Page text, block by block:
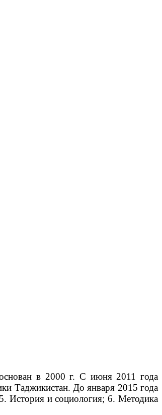
в 2000 г. С июня 2011 года
Таджикистан. До января 2015 года
История и социология; 6. Методика